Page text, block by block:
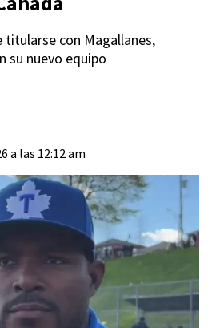
titularse con Magallanes,
su nuevo equipo
a las 12:12 am